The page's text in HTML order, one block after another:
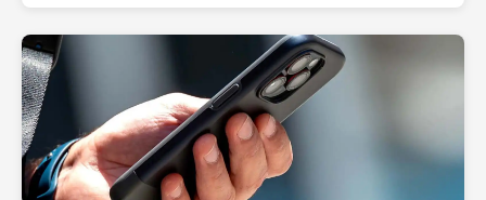
次泄露事件影响了阿布扎比金融周(ADFW)的与会者。...